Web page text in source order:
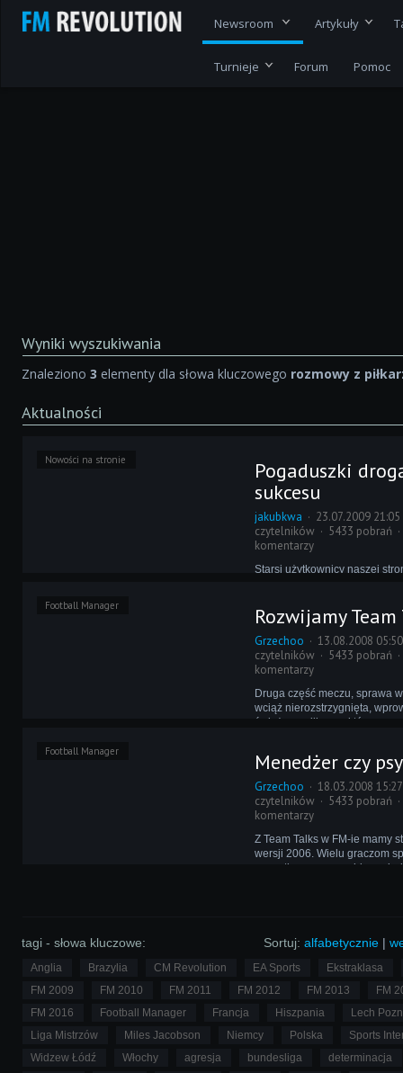
Newsroom Artykuły
Turnieje Forum Pomoc
Wyniki wyszukiwania
Znaleziono3 elementy dla słowa kluczowego rozmowy z
Aktualności
Nowości na stronie
Pogaduszki
sukcesu
jakubkwa
23.07.2009 21:05
czytelników
5433 pobrań
komentarzy
Starsi użytkownicy naszej
tekstowe lub plikowe. Po
przerwie na łamy CM
Football Manager Rozwijamy Team
Grzechoo
13.08.2008 05:50
czytelników
5433 pobrań
komentarzy
Druga część meczu, sprawa
wciąż nierozstrzygnięta,
świeżego piłkarza, który ma
końcowy zgodny z
Football Manager Menedżer czy
Grzechoo
18.03.2008 15:27
czytelników
5433 pobrań
komentarzy
Z Team Talks w FM-ie mamy
wersji 2006. Wielu graczom
początku pewne problemy,
Sortuj: alfabetycznie |
tagi - słowa kluczowe:
Anglia Brazylia CM Revolution EA Sports
Ekstraklasa
FM 2009
FM 2010 FM 2011 FM 2012 FM 2013
FM
FM 2016
Football Manager Francja Hiszpania
Lech
Liga Mistrzów
Miles Jacobson Niemcy Polska
Sports
Widzew Łódź
Włochy agresja bundesliga
determinacja